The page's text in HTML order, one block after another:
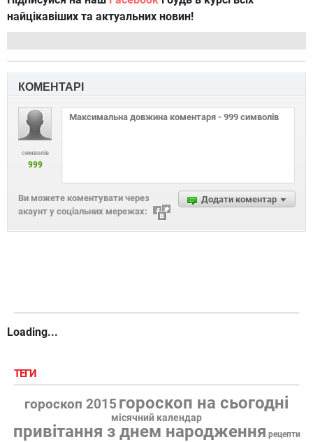
найцікавіших та актуальних новин!
КОМЕНТАРІ
символів
999
Додати коментар
Ви можете коментувати через
акаунт у соціальних мережах:
Loading...
ТЕГИ
гороскоп 2015 гороскоп на сьогодні
місячний календар
привітання з днем народження рецепти